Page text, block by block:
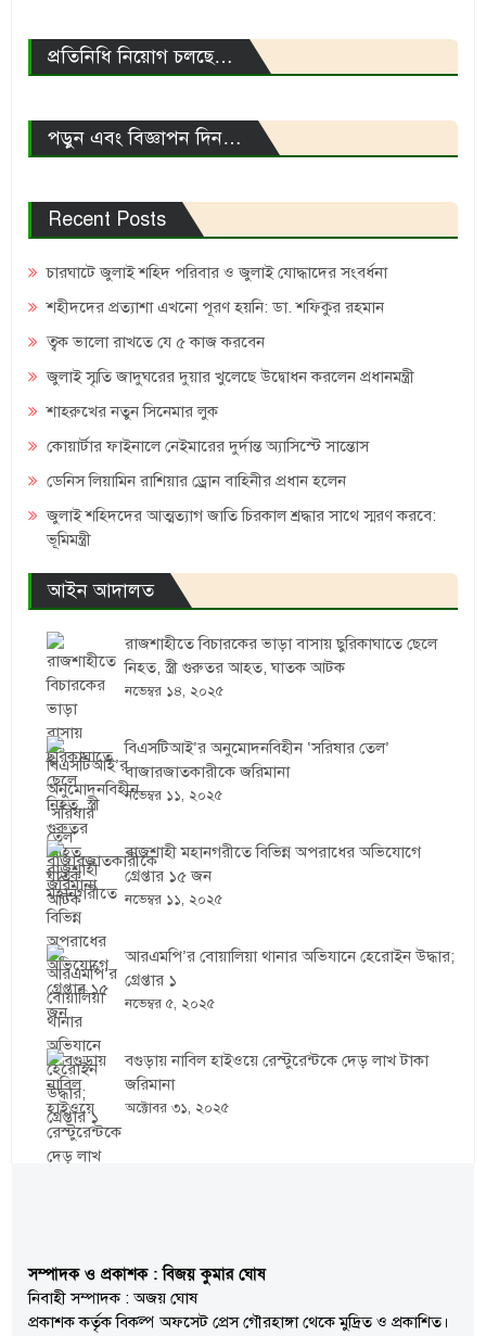
প্রতিনিধি নিয়োগ চলছে…
পড়ুন এবং বিজ্ঞাপন দিন…
Recent Posts
চারঘাটে জুলাই শহিদ পরিবার ও জুলাই যোদ্ধাদের সংবর্ধনা
শহীদদের প্রত্যাশা এখনো পূরণ হয়নি: ডা. শফিকুর রহমান
ত্বক ভালো রাখতে যে ৫ কাজ করবেন
জুলাই স্মৃতি জাদুঘরের দুয়ার খুলেছে উদ্বোধন করলেন প্রধানমন্ত্রী
শাহরুখের নতুন সিনেমার লুক
কোয়ার্টার ফাইনালে নেইমারের দুর্দান্ত অ্যাসিস্টে সান্তোস
ডেনিস লিয়ামিন রাশিয়ার ড্রোন বাহিনীর প্রধান হলেন
জুলাই শহিদদের আত্মত্যাগ জাতি চিরকাল শ্রদ্ধার সাথে স্মরণ করবে:
ভূমিমন্ত্রী
আইন আদালত
রাজশাহীতে বিচারকের ভাড়া বাসায় ছুরিকাঘাতে ছেলে
নিহত, স্ত্রী গুরুতর আহত, ঘাতক আটক
নভেম্বর ১৪, ২০২৫
বিএসটিআই’র অনুমোদনবিহীন ‘সরিষার তেল’
বাজারজাতকারীকে জরিমানা
নভেম্বর ১১, ২০২৫
রাজশাহী মহানগরীতে বিভিন্ন অপরাধের অভিযোগে
গ্রেপ্তার ১৫ জন
নভেম্বর ১১, ২০২৫
আরএমপি’র বোয়ালিয়া থানার অভিযানে হেরোইন উদ্ধার;
গ্রেপ্তার ১
নভেম্বর ৫, ২০২৫
বগুড়ায় নাবিল হাইওয়ে রেস্টুরেন্টকে দেড় লাখ টাকা
জরিমানা
অক্টোবর ৩১, ২০২৫
সম্পাদক ও প্রকাশক : বিজয় কুমার ঘোষ
নিবাহী সম্পাদক : অজয় ঘোষ
প্রকাশক কর্তৃক বিকল্প অফসেট প্রেস গৌরহাঙ্গা থেকে মুদ্রিত ও প্রকাশিত।